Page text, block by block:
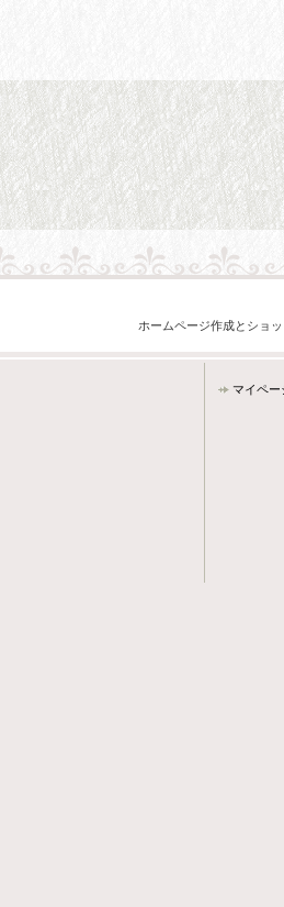
ホームページ作成とショ
マイペー